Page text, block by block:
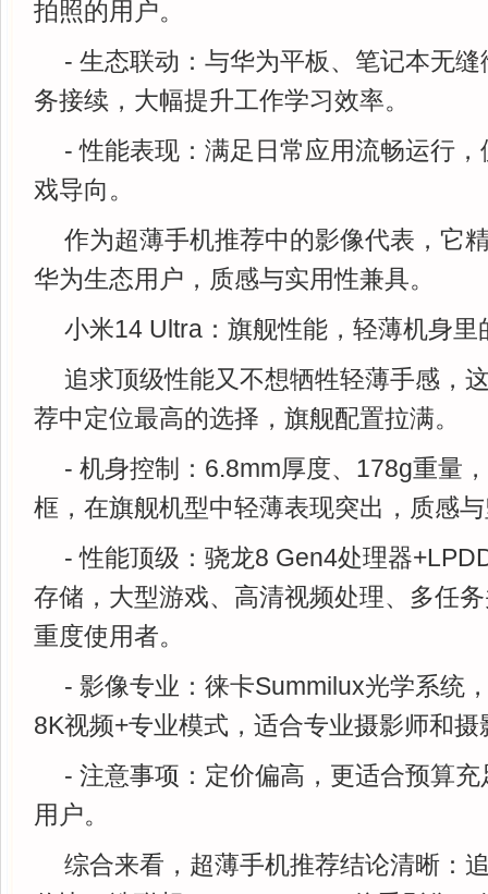
拍照的用户。
- 生态联动：与华为平板、笔记本无
务接续，大幅提升工作学习效率。
- 性能表现：满足日常应用流畅运行
戏导向。
作为超薄手机推荐中的影像代表，它
华为生态用户，质感与实用性兼具。
小米14 Ultra：旗舰性能，轻薄机身里
追求顶级性能又不想牺牲轻薄手感，
荐中定位最高的选择，旗舰配置拉满。
- 机身控制：6.8mm厚度、178g重量
框，在旗舰机型中轻薄表现突出，质感
- 性能顶级：骁龙8 Gen4处理器
存储，大型游戏、高清视频处理、多任
重度使用者。
- 影像专业：徕卡Summilux光学系统
8K视频+专业模式，适合专业摄影师和摄
- 注意事项：定价偏高，更适合预算
用户。
综合来看，超薄手机推荐结论清晰：